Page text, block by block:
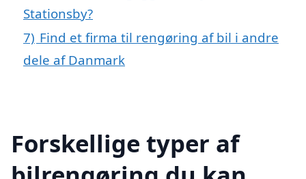
Stationsby?
7) Find et firma til rengøring af bil i andre
dele af Danmark
Forskellige typer af